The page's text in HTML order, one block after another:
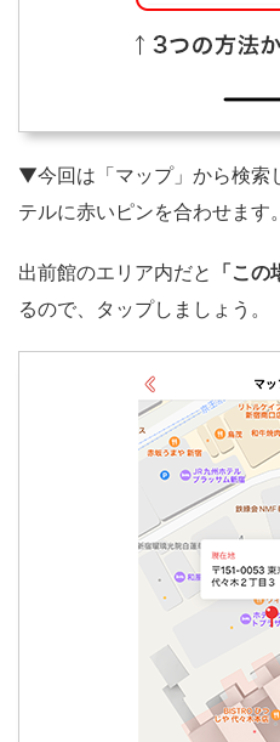
▼今回は「マップ」から検索
テルに赤いピンを合わせます。
出前館のエリア内だと 「この
るので、タップしましょう。